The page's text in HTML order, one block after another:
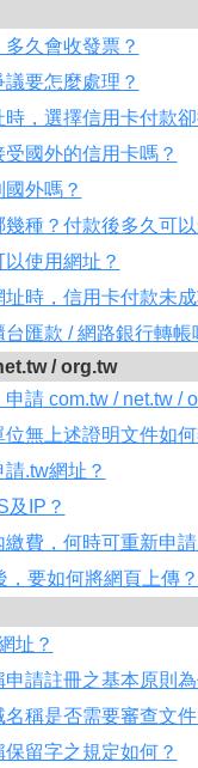
久會收發票？
要怎麼處理？
時，選擇信用卡付款
國外的信用卡嗎？
外嗎？
幾種？付款後多久可
使用網址？
址時，信用卡付款未
匯款 / 網路銀行轉帳
/ org.tw
申請 com.tw / net.tw /
位無上述證明文件如
.tw網址？
及IP？
繳費，何時可重新申
，要如何將網頁上傳？
址？
申請註冊之基本原則
名稱是否需要審查文
留字之規定如何？